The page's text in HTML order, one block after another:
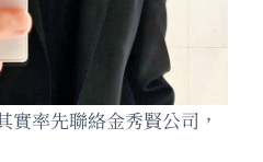
實率先聯絡金秀賢公司，